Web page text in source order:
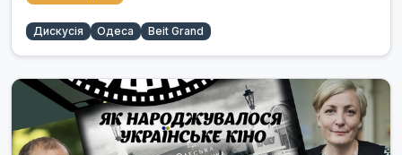
Дискусія Одеса Beit Grand